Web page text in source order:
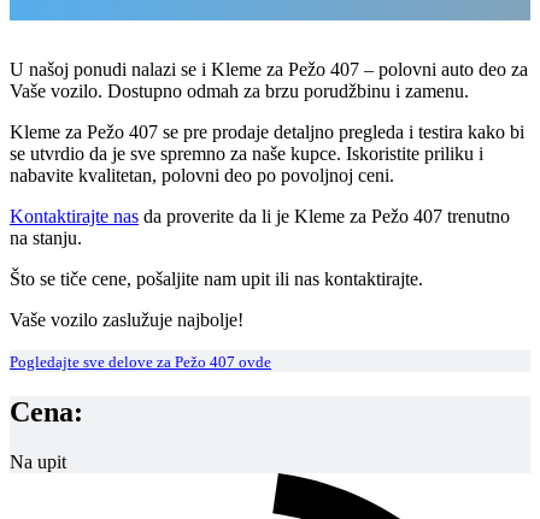
U našoj ponudi nalazi se i Kleme za Pežo 407 – polovni auto deo za
Vaše vozilo. Dostupno odmah za brzu porudžbinu i zamenu.
Kleme za Pežo 407 se pre prodaje detaljno pregleda i testira kako bi
se utvrdio da je sve spremno za naše kupce. Iskoristite priliku i
nabavite kvalitetan, polovni deo po povoljnoj ceni.
Kontaktirajte nas da proverite da li je Kleme za Pežo 407 trenutno
na stanju.
Što se tiče cene, pošaljite nam upit ili nas kontaktirajte.
Vaše vozilo zaslužuje najbolje!
Pogledajte sve delove za Pežo 407 ovde
Cena:
Na upit